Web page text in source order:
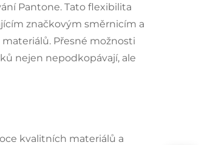
Pantone. Tato flexibilita
značkovým směrnicím a
Přesné možnosti
nejen nepodkopávají, ale
kvalitních materiálů a